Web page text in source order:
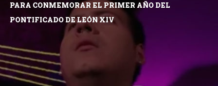
PARA CONMEMORAR EL PRIMER AÑO DEL
PONTIFICADO DE LEÓN XIV